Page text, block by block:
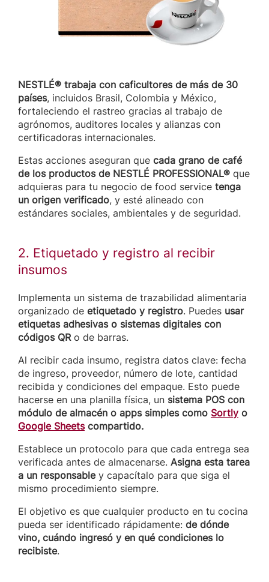
NESTLÉ® trabaja con caficultores de más de 30
países, incluidos Brasil, Colombia y México,
fortaleciendo el rastreo gracias al trabajo de
agrónomos, auditores locales y alianzas con
certificadoras internacionales.
Estas acciones aseguran que cada grano de café
de los productos de NESTLÉ PROFESSIONAL® que
adquieras para tu negocio de food service tenga
un origen verificado, y esté alineado con
estándares sociales, ambientales y de seguridad.
2. Etiquetado y registro al recibir
insumos
Implementa un sistema de trazabilidad alimentaria
organizado de etiquetado y registro. Puedes usar
etiquetas adhesivas o sistemas digitales con
códigos QR o de barras.
Al recibir cada insumo, registra datos clave: fecha
de ingreso, proveedor, número de lote, cantidad
recibida y condiciones del empaque. Esto puede
hacerse en una planilla física, un sistema POS con
módulo de almacén o apps simples como Sortly o
Google Sheetscompartido.
Establece un protocolo para que cada entrega sea
verificada antes de almacenarse. Asigna esta tarea
a un responsabley capacítalo para que siga el
mismo procedimiento siempre.
El objetivo es que cualquier producto en tu cocina
pueda ser identificado rápidamente: de dónde
vino, cuándo ingresó y en qué condiciones lo
recibiste.